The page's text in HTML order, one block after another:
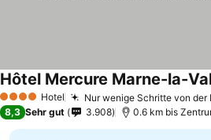
4 Sterne Hotel Nur wenige Schritte von
8,3 Sehr gut 3.908 0.6 km bis